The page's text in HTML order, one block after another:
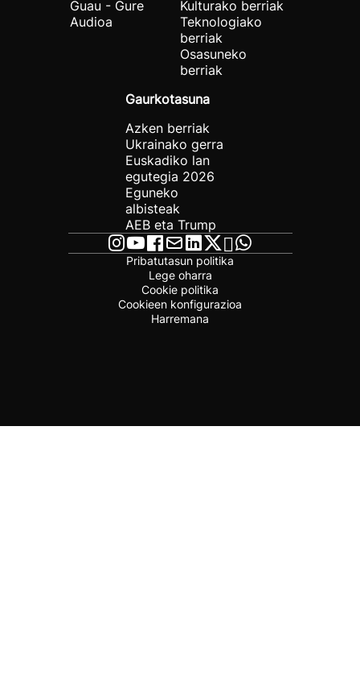
Guau - Gure
Audioa
Kulturako berriak
Teknologiako
berriak
Osasuneko
berriak
Gaurkotasuna
Azken berriak
Ukrainako gerra
Euskadiko lan
egutegia 2026
Eguneko
albisteak
AEB eta Trump
Pribatutasun politika
Lege oharra
Cookie politika
Cookieen konfigurazioa
Harremana